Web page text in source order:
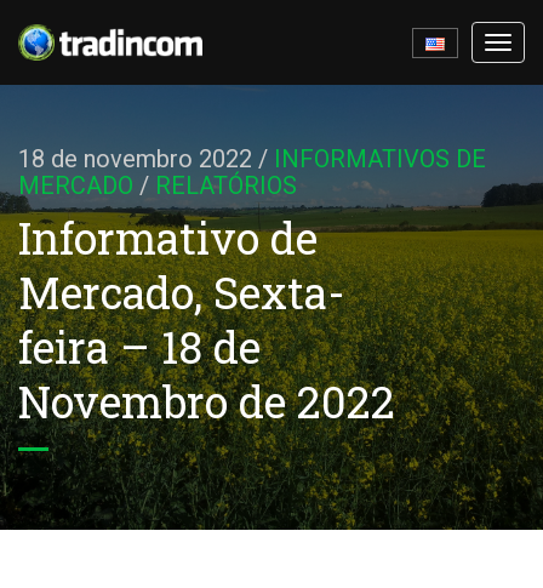
18 de novembro 2022 / INFORMATIVOS DE
MERCADO / RELATÓRIOS
Informativo de
Mercado, Sexta-
feira – 18 de
Novembro de 2022